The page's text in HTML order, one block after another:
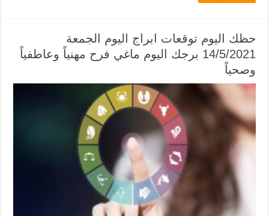
حظك اليوم توقعات ابراج اليوم الجمعة
14/5/2021 برجك اليوم ماغي فرح مهنياً وعاطفياً
وصحياً